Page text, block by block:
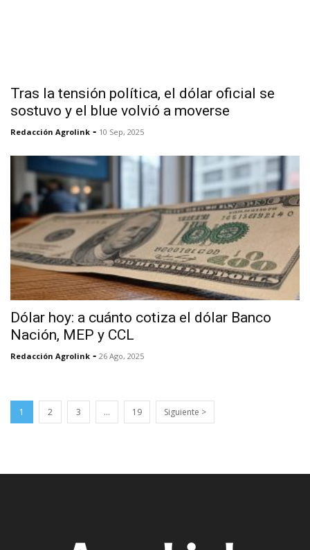
Tras la tensión política, el dólar oficial se
sostuvo y el blue volvió a moverse
Redacción Agrolink - 10 Sep, 2025
Dólar hoy: a cuánto cotiza el dólar Banco
Nación, MEP y CCL
Redacción Agrolink - 26 Ago, 2025
1 2 3 … 19 Siguiente >